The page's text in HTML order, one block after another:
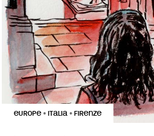
EUROPE • ITALIA • FIRENZE